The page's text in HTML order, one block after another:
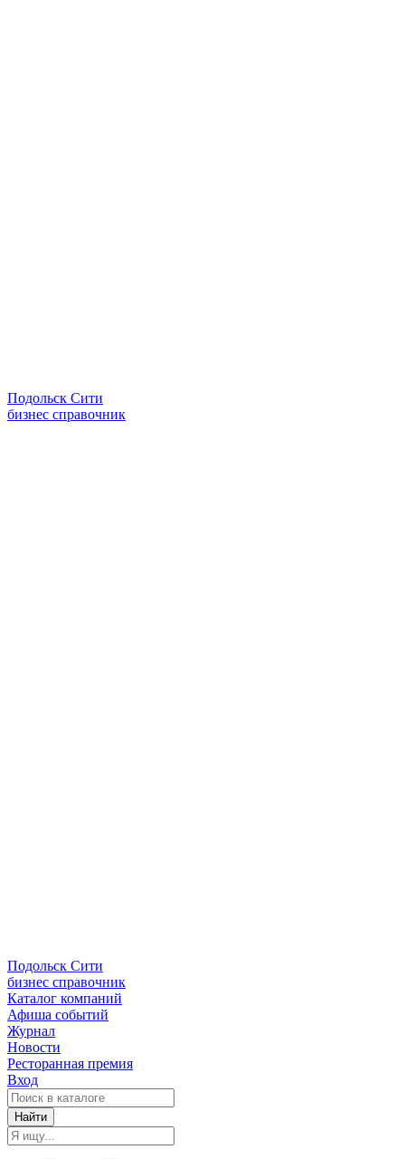
Подольск Сити
бизнес справочник
Подольск Сити
бизнес справочник
Каталог компаний
Афиша событий
Журнал
Новости
Ресторанная премия
Вход
Найти